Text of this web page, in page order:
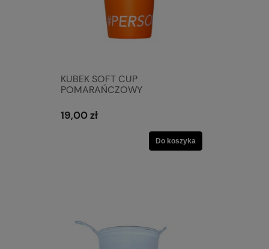
KUBEK SOFT CUP
POMARAŃCZOWY
19,00 zł
Do koszyka